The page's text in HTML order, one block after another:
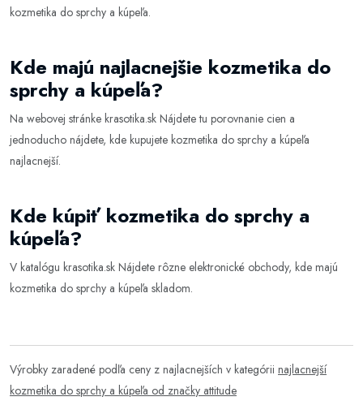
kozmetika do sprchy a kúpeľa.
Kde majú najlacnejšie kozmetika do
sprchy a kúpeľa?
Na webovej stránke krasotika.sk Nájdete tu porovnanie cien a
jednoducho nájdete, kde kupujete kozmetika do sprchy a kúpeľa
najlacnejší.
Kde kúpiť kozmetika do sprchy a
kúpeľa?
V katalógu krasotika.sk Nájdete rôzne elektronické obchody, kde majú
kozmetika do sprchy a kúpeľa skladom.
Výrobky zaradené podľa ceny z najlacnejších v kategórii najlacnejší
kozmetika do sprchy a kúpeľa od značky attitude